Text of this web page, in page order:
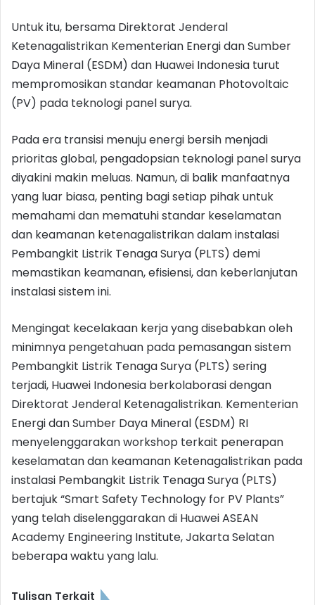
Untuk itu, bersama Direktorat Jenderal
Ketenagalistrikan Kementerian Energi dan Sumber
Daya Mineral (ESDM) dan Huawei Indonesia turut
mempromosikan standar keamanan Photovoltaic
(PV) pada teknologi panel surya.
Pada era transisi menuju energi bersih menjadi
prioritas global, pengadopsian teknologi panel surya
diyakini makin meluas. Namun, di balik manfaatnya
yang luar biasa, penting bagi setiap pihak untuk
memahami dan mematuhi standar keselamatan
dan keamanan ketenagalistrikan dalam instalasi
Pembangkit Listrik Tenaga Surya (PLTS) demi
memastikan keamanan, efisiensi, dan keberlanjutan
instalasi sistem ini.
Mengingat kecelakaan kerja yang disebabkan oleh
minimnya pengetahuan pada pemasangan sistem
Pembangkit Listrik Tenaga Surya (PLTS) sering
terjadi, Huawei Indonesia berkolaborasi dengan
Direktorat Jenderal Ketenagalistrikan. Kementerian
Energi dan Sumber Daya Mineral (ESDM) RI
menyelenggarakan workshop terkait penerapan
keselamatan dan keamanan Ketenagalistrikan pada
instalasi Pembangkit Listrik Tenaga Surya (PLTS)
bertajuk “Smart Safety Technology for PV Plants”
yang telah diselenggarakan di Huawei ASEAN
Academy Engineering Institute, Jakarta Selatan
beberapa waktu yang lalu.
Tulisan Terkait